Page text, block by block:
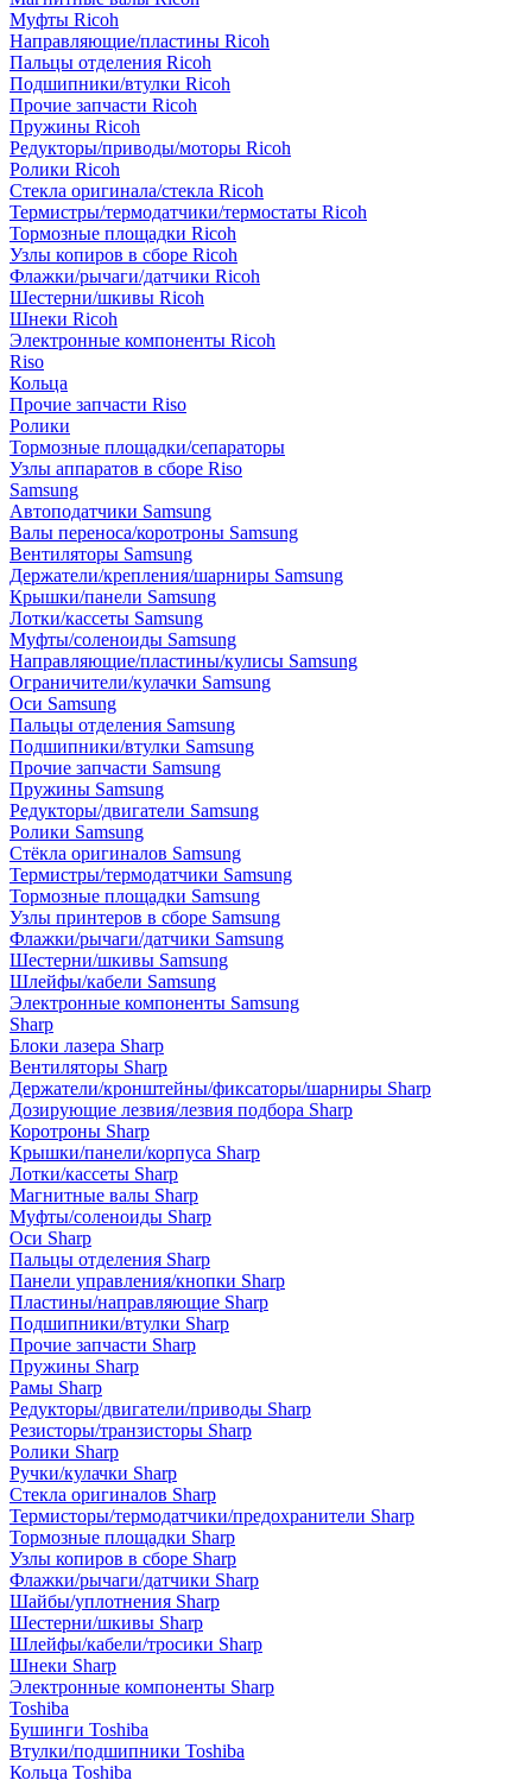
Муфты Ricoh
Направляющие/пластины Ricoh
Пальцы отделения Ricoh
Подшипники/втулки Ricoh
Прочие запчасти Ricoh
Пружины Ricoh
Редукторы/приводы/моторы Ricoh
Ролики Ricoh
Стекла оригинала/стекла Ricoh
Термистры/термодатчики/термостаты Ricoh
Тормозные площадки Ricoh
Узлы копиров в сборе Ricoh
Флажки/рычаги/датчики Ricoh
Шестерни/шкивы Ricoh
Шнеки Ricoh
Электронные компоненты Ricoh
Riso
Кольца
Прочие запчасти Riso
Ролики
Тормозные площадки/сепараторы
Узлы аппаратов в сборе Riso
Samsung
Автоподатчики Samsung
Валы переноса/коротроны Samsung
Вентиляторы Samsung
Держатели/крепления/шарниры Samsung
Крышки/панели Samsung
Лотки/кассеты Samsung
Муфты/соленоиды Samsung
Направляющие/пластины/кулисы Samsung
Ограничители/кулачки Samsung
Оси Samsung
Пальцы отделения Samsung
Подшипники/втулки Samsung
Прочие запчасти Samsung
Пружины Samsung
Редукторы/двигатели Samsung
Ролики Samsung
Стёкла оригиналов Samsung
Термистры/термодатчики Samsung
Тормозные площадки Samsung
Узлы принтеров в сборе Samsung
Флажки/рычаги/датчики Samsung
Шестерни/шкивы Samsung
Шлейфы/кабели Samsung
Электронные компоненты Samsung
Sharp
Блоки лазера Sharp
Вентиляторы Sharp
Держатели/кронштейны/фиксаторы/шарниры Sharp
Дозирующие лезвия/лезвия подбора Sharp
Коротроны Sharp
Крышки/панели/корпуса Sharp
Лотки/кассеты Sharp
Магнитные валы Sharp
Муфты/соленоиды Sharp
Оси Sharp
Пальцы отделения Sharp
Панели управления/кнопки Sharp
Пластины/направляющие Sharp
Подшипники/втулки Sharp
Прочие запчасти Sharp
Пружины Sharp
Рамы Sharp
Редукторы/двигатели/приводы Sharp
Резисторы/транзисторы Sharp
Ролики Sharp
Ручки/кулачки Sharp
Стекла оригиналов Sharp
Термисторы/термодатчики/предохранители Sharp
Тормозные площадки Sharp
Узлы копиров в сборе Sharp
Флажки/рычаги/датчики Sharp
Шайбы/уплотнения Sharp
Шестерни/шкивы Sharp
Шлейфы/кабели/тросики Sharp
Шнеки Sharp
Электронные компоненты Sharp
Toshiba
Бушинги Toshiba
Втулки/подшипники Toshiba
Кольца Toshiba